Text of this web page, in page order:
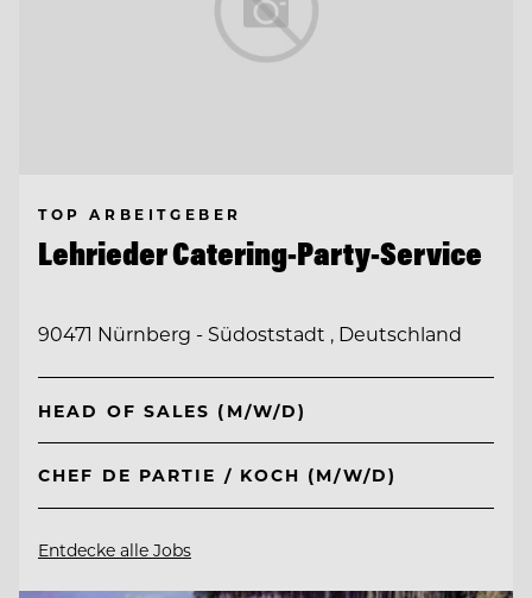
TOP ARBEITGEBER
Lehrieder Catering-Party-Service
90471 Nürnberg - Südoststadt , Deutschland
HEAD OF SALES (M/W/D)
CHEF DE PARTIE / KOCH (M/W/D)
Entdecke alle Jobs